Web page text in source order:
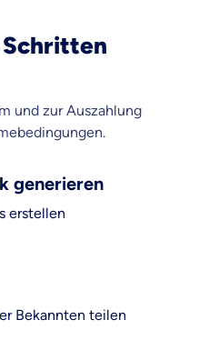
Schritten
und zur Auszahlung
generieren
erstellen
Bekannten teilen